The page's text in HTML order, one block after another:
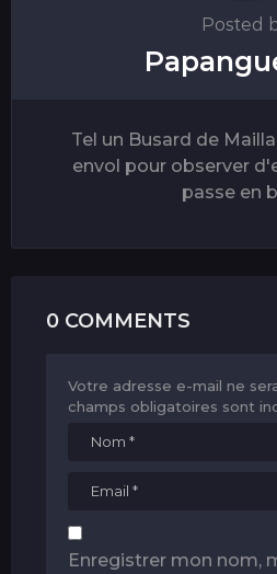
Posted
Tel un Busard de
envol pour observer
passe en
0 COMMENTS
Votre adresse e-mail ne
champs obligatoires sont
Enregistrer mon nom,